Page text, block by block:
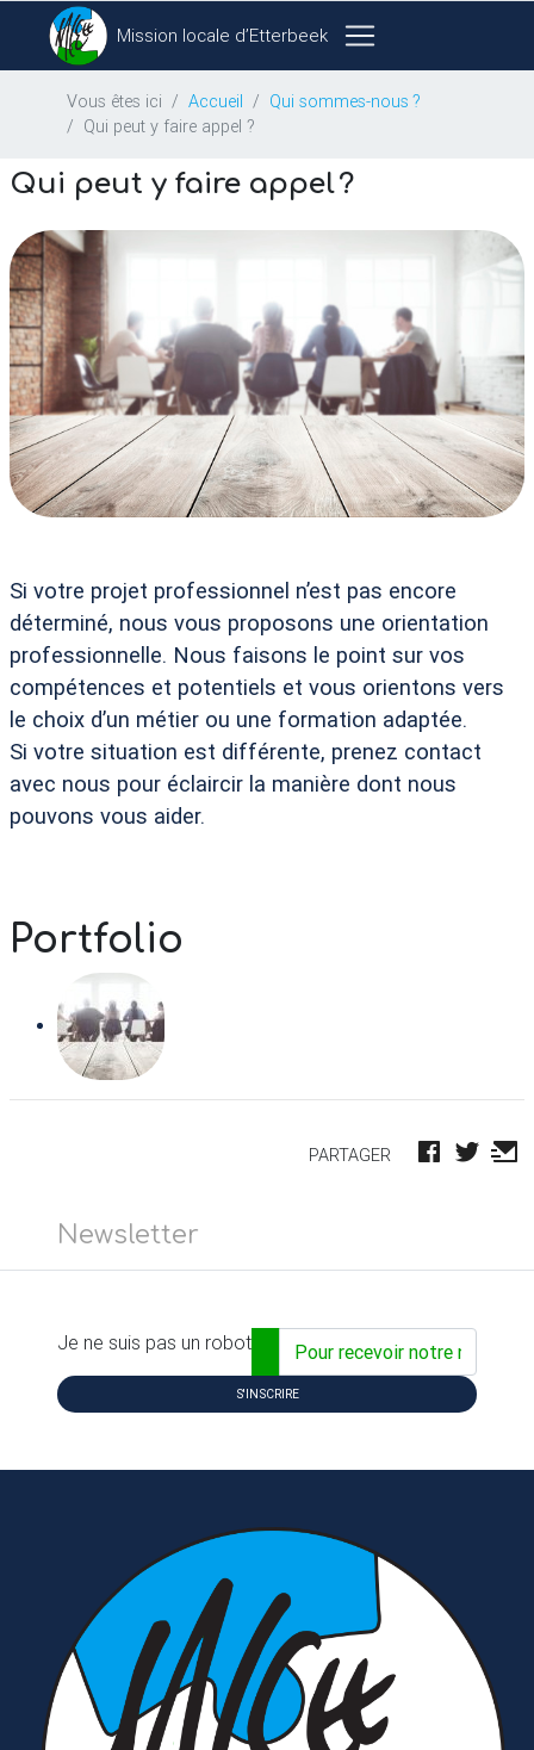
Mission locale d’Etterbeek
Vous êtes ici Accueil Qui sommes-nous ?
Qui peut y faire appel ?
Qui peut y faire appel?
Si votre projet professionnel n’est pas encore
déterminé, nous vous proposons une orientation
professionnelle. Nous faisons le point sur vos
compétences et potentiels et vous orientons vers
le choix d’un métier ou une formation adaptée.
Si votre situation est différente, prenez contact
avec nous pour éclaircir la manière dont nous
pouvons vous aider.
Portfolio
PARTAGER
Newsletter
Adresse email...
Je ne suis pas un robot
S'INSCRIRE